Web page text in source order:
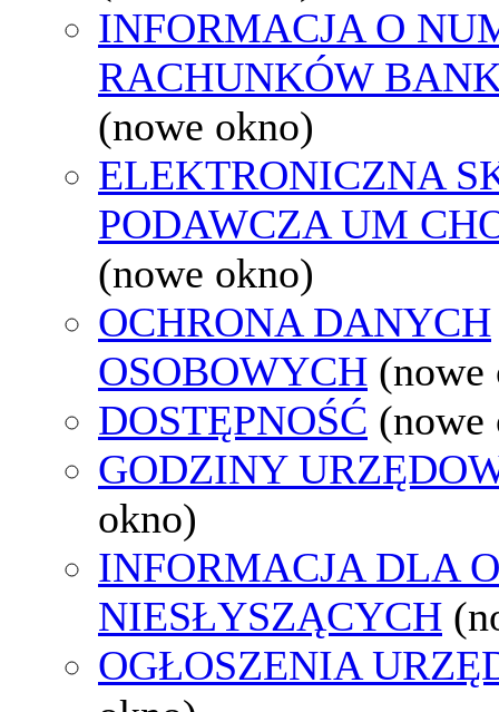
INFORMACJA O
RACHUNKÓW
(nowe okno)
ELEKTRONICZNA
PODAWCZA UM
(nowe okno)
OCHRONA DANYCH
OSOBOWYCH (nowe
DOSTĘPNOŚĆ (nowe
GODZINY
okno)
INFORMACJA DLA
NIESŁYSZĄCYCH
OGŁOSZENIA